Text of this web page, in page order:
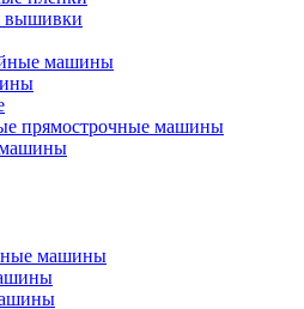
вышивки
машины
прямострочные машины
машины
машины